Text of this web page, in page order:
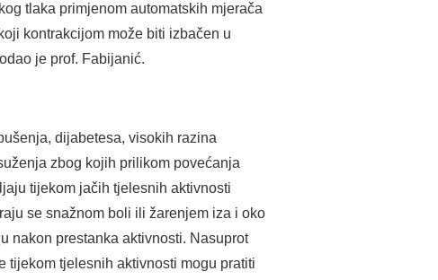
tlaka primjenom automatskih mjerača
kontrakcijom može biti izbačen u
je prof. Fabijanić.
dijabetesa, visokih razina
zbog kojih prilikom povećanja
tijekom jačih tjelesnih aktivnosti
se snažnom boli ili žarenjem iza i oko
nakon prestanka aktivnosti. Nasuprot
tijekom tjelesnih aktivnosti mogu pratiti